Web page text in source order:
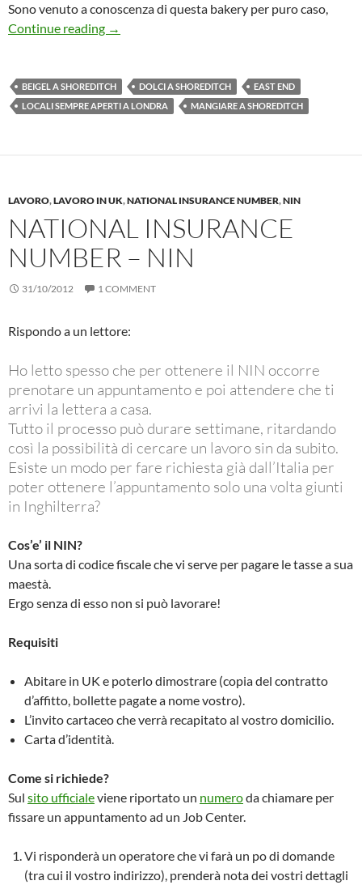
Sono venuto a conoscenza di questa bakery per puro caso,
Continue reading Beigel Bake – Brick Lane
→
BEIGEL A SHOREDITCH DOLCI A SHOREDITCH
EAST END
LOCALI SEMPRE APERTI A LONDRA
MANGIARE A SHOREDITCH
LAVORO,LAVORO IN UK,NATIONAL INSURANCE NUMBER,NIN
NATIONAL INSURANCE
NUMBER – NIN
31/10/2012 1 COMMENT
Rispondo a un lettore:
Ho letto spesso che per ottenere il NIN occorre
prenotare un appuntamento e poi attendere che ti
arrivi la lettera a casa.
Tutto il processo può durare settimane, ritardando
così la possibilità di cercare un lavoro sin da subito.
Esiste un modo per fare richiesta già dall’Italia per
poter ottenere l’appuntamento solo una volta giunti
in Inghilterra?
Cos’e’ il NIN?
Una sorta di codice fiscale che vi serve per pagare le tasse a sua
maestà.
Ergo senza di esso non si può lavorare!
Requisiti
Abitare in UK e poterlo dimostrare (copia del contratto
d’affitto, bollette pagate a nome vostro).
L’invito cartaceo che verrà recapitato al vostro domicilio.
Carta d’identità.
Come si richiede?
Sul sito ufficialeviene riportato un numeroda chiamare per
fissare un appuntamento ad un Job Center.
Vi risponderà un operatore che vi farà un po di domande
(tra cui il vostro indirizzo), prenderà nota dei vostri dettagli